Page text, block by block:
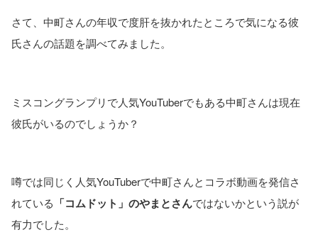
さて、中町さんの年収で度肝を抜かれたところで気になる彼
氏さんの話題を調べてみました。
ミスコングランプリで人気YouTuberでもある中町さんは現在
彼氏がいるのでしょうか？
噂では同じく人気YouTuberで中町さんとコラボ動画を発信さ
れている 「コムドット」のやまとさんではないかという説が
有力でした。